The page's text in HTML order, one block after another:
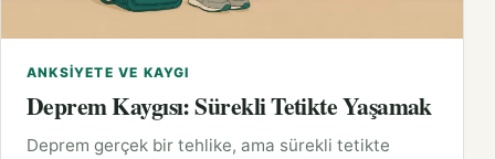
ANKSIYETE VE KAYGI
Deprem Kaygısı: Sürekli Tetikte Yaşamak
Deprem gerçek bir tehlike, ama sürekli tetikte